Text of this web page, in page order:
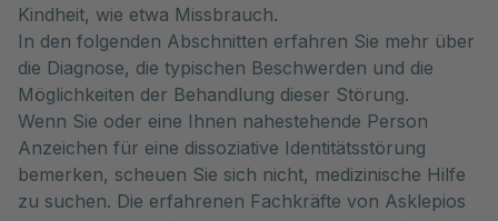
Kindheit, wie etwa Missbrauch.
In den folgenden Abschnitten erfahren Sie mehr über
die Diagnose, die typischen Beschwerden und die
Möglichkeiten der Behandlung dieser Störung.
Wenn Sie oder eine Ihnen nahestehende Person
Anzeichen für eine dissoziative Identitätsstörung
bemerken, scheuen Sie sich nicht, medizinische Hilfe
zu suchen. Die erfahrenen Fachkräfte von Asklepios